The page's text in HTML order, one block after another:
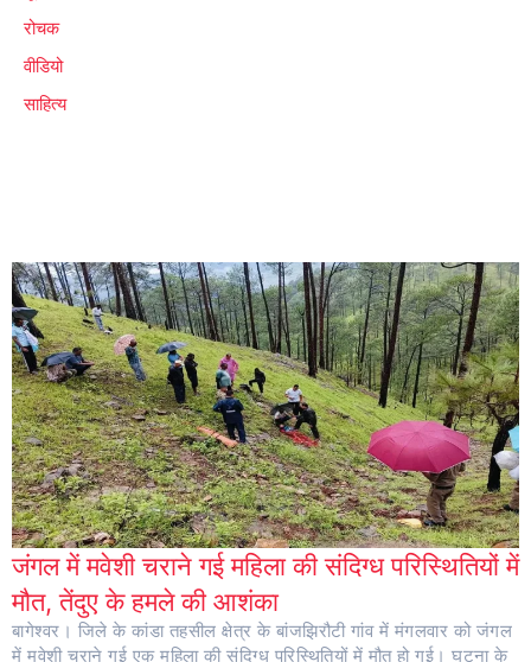
रोचक
वीडियो
साहित्य
जंगल में मवेशी चराने गई महिला की संदिग्ध परिस्थितियों में
मौत, तेंदुए के हमले की आशंका
बागेश्वर। जिले के कांडा तहसील क्षेत्र के बांजझिरौटी गांव में मंगलवार को जंगल
में मवेशी चराने गई एक महिला की संदिग्ध परिस्थितियों में मौत हो गई। घटना के